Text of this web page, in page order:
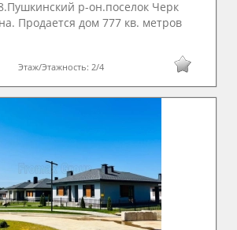
р-он.поселок Черк
Продается дом 777 кв. метров
Этаж/Этажность: 2/4